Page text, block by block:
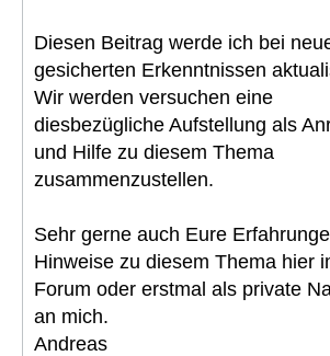
Diesen Beitrag werde ich bei
gesicherten Erkenntnissen
Wir werden versuchen eine
diesbezügliche Aufstellung als
und Hilfe zu diesem Thema
zusammenzustellen.
Sehr gerne auch Eure
Hinweise zu diesem Thema hier
Forum oder erstmal als private
an mich.
Andreas